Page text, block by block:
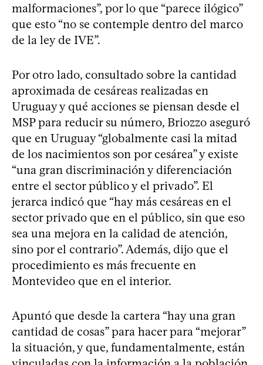
malformaciones”, por lo que “parece ilógico”
que esto “no se contemple dentro del marco
de la ley de IVE”.
Por otro lado, consultado sobre la cantidad
aproximada de cesáreas realizadas en
Uruguay y qué acciones se piensan desde el
MSP para reducir su número, Briozzo aseguró
que en Uruguay “globalmente casi la mitad
de los nacimientos son por cesárea” y existe
“una gran discriminación y diferenciación
entre el sector público y el privado”. El
jerarca indicó que “hay más cesáreas en el
sector privado que en el público, sin que eso
sea una mejora en la calidad de atención,
sino por el contrario”. Además, dijo que el
procedimiento es más frecuente en
Montevideo que en el interior.
Apuntó que desde la cartera “hay una gran
cantidad de cosas” para hacer para “mejorar”
la situación, y que, fundamentalmente, están